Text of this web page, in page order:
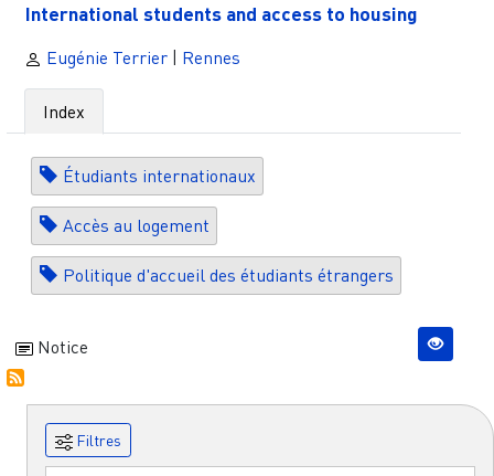
International students and access to housing
Eugénie Terrier| Rennes
Index
Étudiants internationaux
Accès au logement
Politique d'accueil des étudiants étrangers
Notice
Filtres